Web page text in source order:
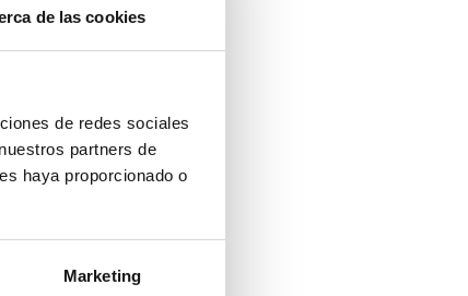
de las cookies
de redes sociales
partners de
haya proporcionado o
Marketing